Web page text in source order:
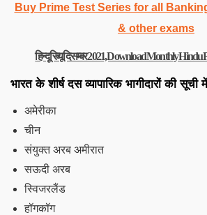
Buy Prime Test Series for all
& other exams
हिन्दू रिव्यू दिसम्बर 2021, Download Monthly
भारत के शीर्ष दस व्यापारिक भागीदारों की सूची
अमेरीका
चीन
संयुक्त अरब अमीरात
सऊदी अरब
स्विजरलैंड
हॉगकॉग